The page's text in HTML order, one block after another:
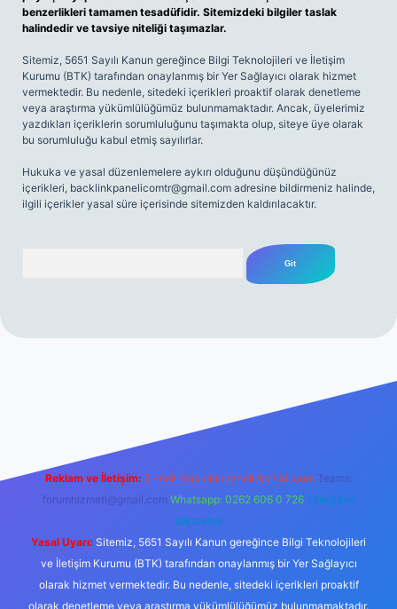
benzerlikleri tamamen tesadüfidir. Sitemizdeki bilgiler taslak
halindedir ve tavsiye niteliği taşımazlar.
Sitemiz, 5651 Sayılı Kanun gereğince Bilgi Teknolojileri ve İletişim
Kurumu (BTK) tarafından onaylanmış bir Yer Sağlayıcı olarak hizmet
vermektedir. Bu nedenle, sitedeki içerikleri proaktif olarak denetleme
veya araştırma yükümlülüğümüz bulunmamaktadır. Ancak, üyelerimiz
yazdıkları içeriklerin sorumluluğunu taşımakta olup, siteye üye olarak
bu sorumluluğu kabul etmiş sayılırlar.
Hukuka ve yasal düzenlemelere aykırı olduğunu düşündüğünüz
içerikleri, backlinkpanelicomtr@gmail.com adresine bildirmeniz halinde,
ilgili içerikler yasal süre içerisinde sitemizden kaldırılacaktır.
Reklam ve İletişim: E-mail: backlinkpaneli@gmail.com Teams:
forumhizmeti@gmail.com Whatsapp: 0262 606 0 726 Telegram:
@karabul
Yasal Uyarı: Sitemiz, 5651 Sayılı Kanun gereğince Bilgi Teknolojileri
ve İletişim Kurumu (BTK) tarafından onaylanmış bir Yer Sağlayıcı
olarak hizmet vermektedir. Bu nedenle, sitedeki içerikleri proaktif
olarak denetleme veya araştırma yükümlülüğümüz bulunmamaktadır.